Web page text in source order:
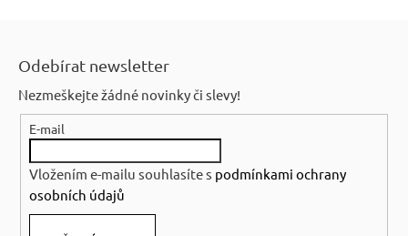
Odebírat newsletter
Nezmeškejte žádné novinky či slevy!
E-mail
Vložením e-mailu souhlasíte s podmínkami ochrany
osobních údajů